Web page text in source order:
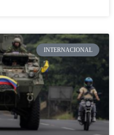
INTERNACIONAL